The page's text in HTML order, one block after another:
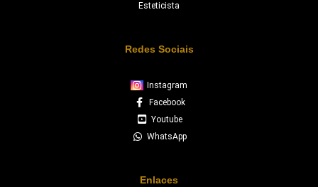
Esteticista
Redes Sociais
Instagram
Facebook
Youtube
WhatsApp
Enlaces